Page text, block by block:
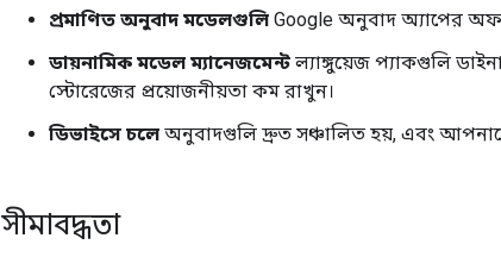
প্রমাণিত অনুবাদ মডেলগুলি Google অনুবাদ অ্যাপের
ডায়নামিক মডেল ম্যানেজমেন্ট ল্যাঙ্গুয়েজ প্যাকগুলি
স্টোরেজের প্রয়োজনীয়তা কম রাখুন।
ডিভাইসে চলে অনুবাদগুলি দ্রুত সঞ্চালিত হয়, এবং আপনাকে
সীমাবদ্ধতা